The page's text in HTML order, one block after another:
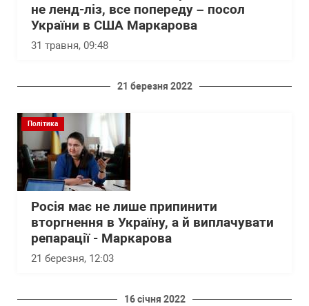
не ленд-ліз, все попереду – посол
України в США Маркарова
31 травня, 09:48
21 березня 2022
Політика
Росія має не лише припинити
вторгнення в Україну, а й виплачувати
репарації - Маркарова
21 березня, 12:03
16 січня 2022